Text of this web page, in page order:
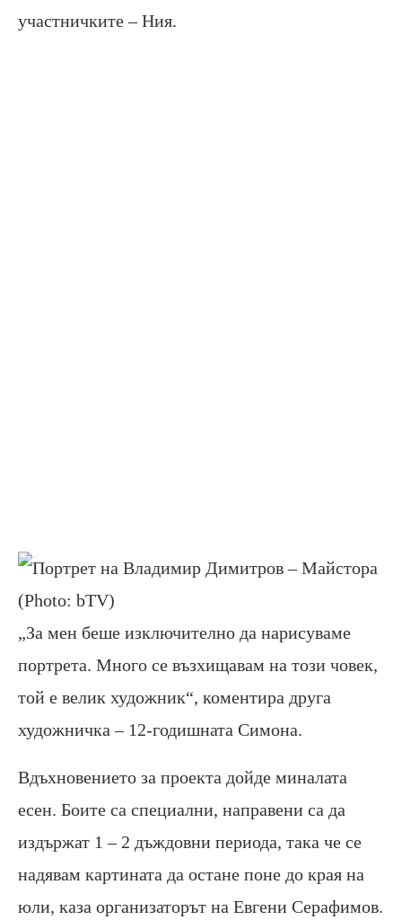
участничките – Ния.
(Photo: bTV)
„За мен беше изключително да нарисуваме
портрета. Много се възхищавам на този човек,
той е велик художник“, коментира друга
художничка – 12-годишната Симона.
Вдъхновението за проекта дойде миналата
есен. Боите са специални, направени са да
издържат 1 – 2 дъждовни периода, така че се
надявам картината да остане поне до края на
юли, каза организаторът на Евгени Серафимов.